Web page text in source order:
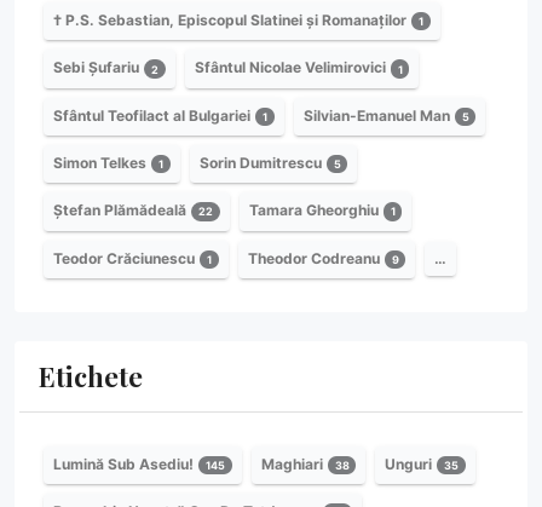
† P.S. Sebastian, Episcopul Slatinei și Romanaților 1
Sebi Șufariu 2 Sfântul Nicolae Velimirovici 1
Sfântul Teofilact al Bulgariei 1 Silvian-Emanuel Man 5
Simon Telkes 1 Sorin Dumitrescu 5
Ștefan Plămădeală 22 Tamara Gheorghiu 1
Teodor Crăciunescu 1 Theodor Codreanu 9 …
Etichete
Lumină Sub Asediu! 145 Maghiari 38 Unguri 35